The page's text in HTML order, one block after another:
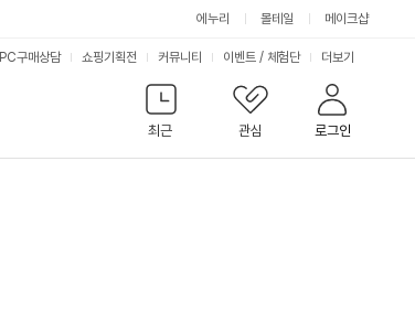
에누리 몰테일 메이크샵
최근
관심 로그인
PC구매상담 쇼핑기획전 커뮤니티 이벤트 / 체험단 서
비
스
더보기